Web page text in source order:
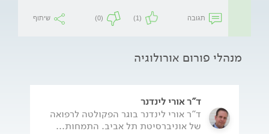
תגובה (1)
(0) שיתוף
מנהלי פורום אורולוגיה
ד"ר אורי לינדנר
ד"ר אורי לינדנר בוגר הפקולטה לרפואה
של אוניברסיטת תל אביב. התמחות...